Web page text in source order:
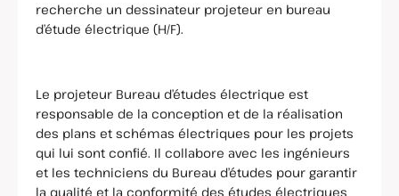
recherche un dessinateur projeteur en bureau
d’étude électrique (H/F).
Le projeteur Bureau d’études électrique est
responsable de la conception et de la réalisation
des plans et schémas électriques pour les projets
qui lui sont confié. Il collabore avec les ingénieurs
et les techniciens du Bureau d’études pour garantir
la qualité et la conformité des études électriques